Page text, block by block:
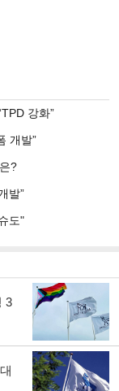
강화”
개발”
?
발”
도"
3